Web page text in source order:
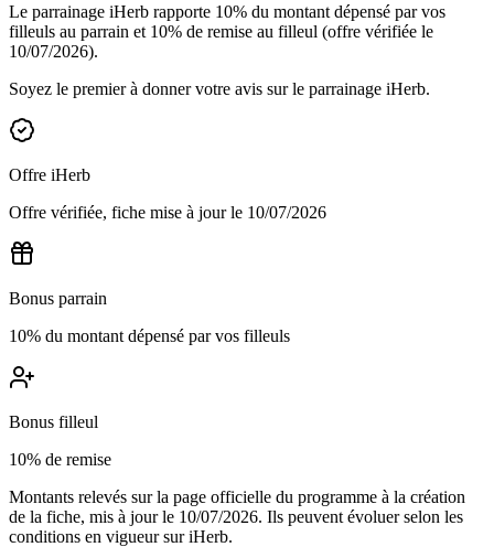
Le parrainage iHerb rapporte 10% du montant dépensé par vos
filleuls au parrain et 10% de remise au filleul (offre vérifiée le
10/07/2026).
Soyez le premier à donner votre avis sur le parrainage iHerb.
Offre iHerb
Offre vérifiée, fiche mise à jour le 10/07/2026
Bonus parrain
10% du montant dépensé par vos filleuls
Bonus filleul
10% de remise
Montants relevés sur la page officielle du programme à la création
de la fiche, mis à jour le 10/07/2026. Ils peuvent évoluer selon les
conditions en vigueur suriHerb.